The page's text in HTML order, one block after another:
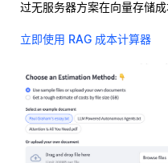
过无服务器方案在向量存储成
立即使用 RAG 成本计算器